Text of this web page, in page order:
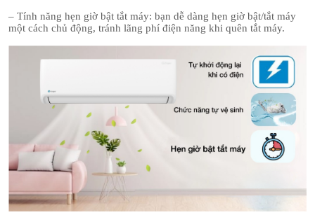
– Tính năng hẹn giờ bật tắt máy: bạn dễ dàng hẹn giờ bật/tắt máy
một cách chủ động, tránh lãng phí điện năng khi quên tắt máy.